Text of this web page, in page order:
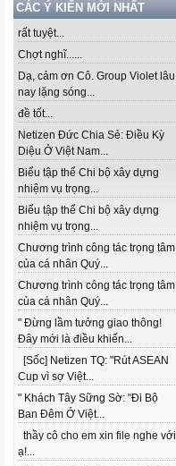
CÁC Ý KIẾN MỚI NHẤT
rất tuyệt...
Chợt nghĩ......
Dạ, cảm ơn Cô. Group Violet lâu
nay lặng sóng...
đề tốt...
Netizen Đức Chia Sẻ: Điều Kỳ
Diệu Ở Việt Nam...
Biểu tập thể Chi bộ xây dựng
nhiệm vụ trọng...
Biểu tập thể Chi bộ xây dựng
nhiệm vụ trọng...
Chương trình công tác trọng tâm
của cá nhân Quý...
Chương trình công tác trọng tâm
của cá nhân Quý...
" Đừng lầm tưởng giao thông!
Đây mới là điều khiến...
[Sốc] Netizen TQ: "Rút ASEAN
Cup vì sợ Việt...
" Khách Tây Sững Sờ: "Đi Bộ
Ban Đêm Ở Việt...
thầy cô cho em xin file nghe với
ạ!...